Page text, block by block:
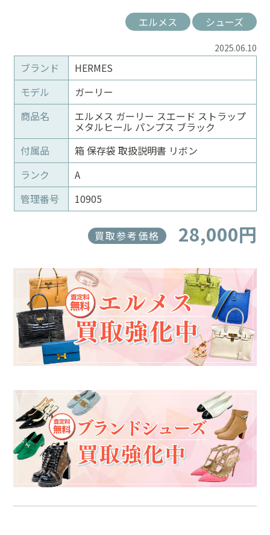
エルメス シューズ
2025.06.10
ブランド
HERMES
モデル
ガーリー
商品名
エルメス ガーリー スエード ストラップ
メタルヒール パンプス ブラック
付属品
箱 保存袋 取扱説明書 リボン
ランク
A
管理番号
10905
買取参考価格 28,000円